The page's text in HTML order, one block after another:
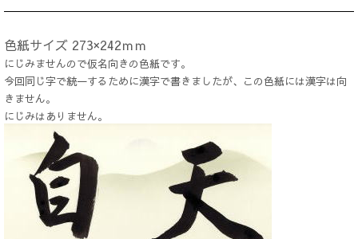
色紙サイズ 273×242ｍｍ
にじみませんので仮名向きの色紙です。
今回同じ字で統一するために漢字で書きましたが、この色紙には漢字は向
きません。
にじみはありません。